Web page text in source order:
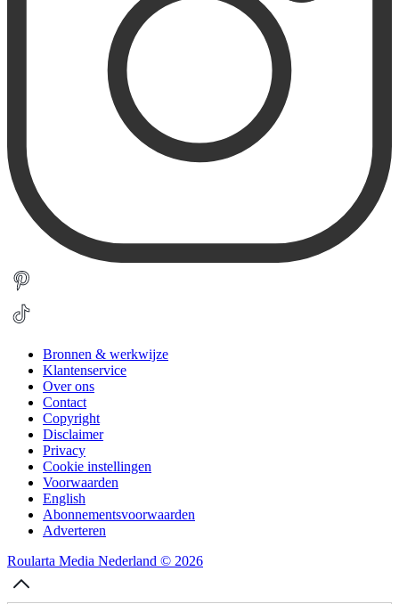
Bronnen & werkwijze
Klantenservice
Over ons
Contact
Copyright
Disclaimer
Privacy
Cookie instellingen
Voorwaarden
English
Abonnementsvoorwaarden
Adverteren
Roularta Media Nederland © 2026